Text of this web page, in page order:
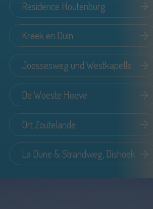
Residence Houtenburg
Kreek en Duin
Joossesweg und Westkapelle
De Woeste Hoeve
Ort Zoutelande
La Dune & Strandweg, Dishoek